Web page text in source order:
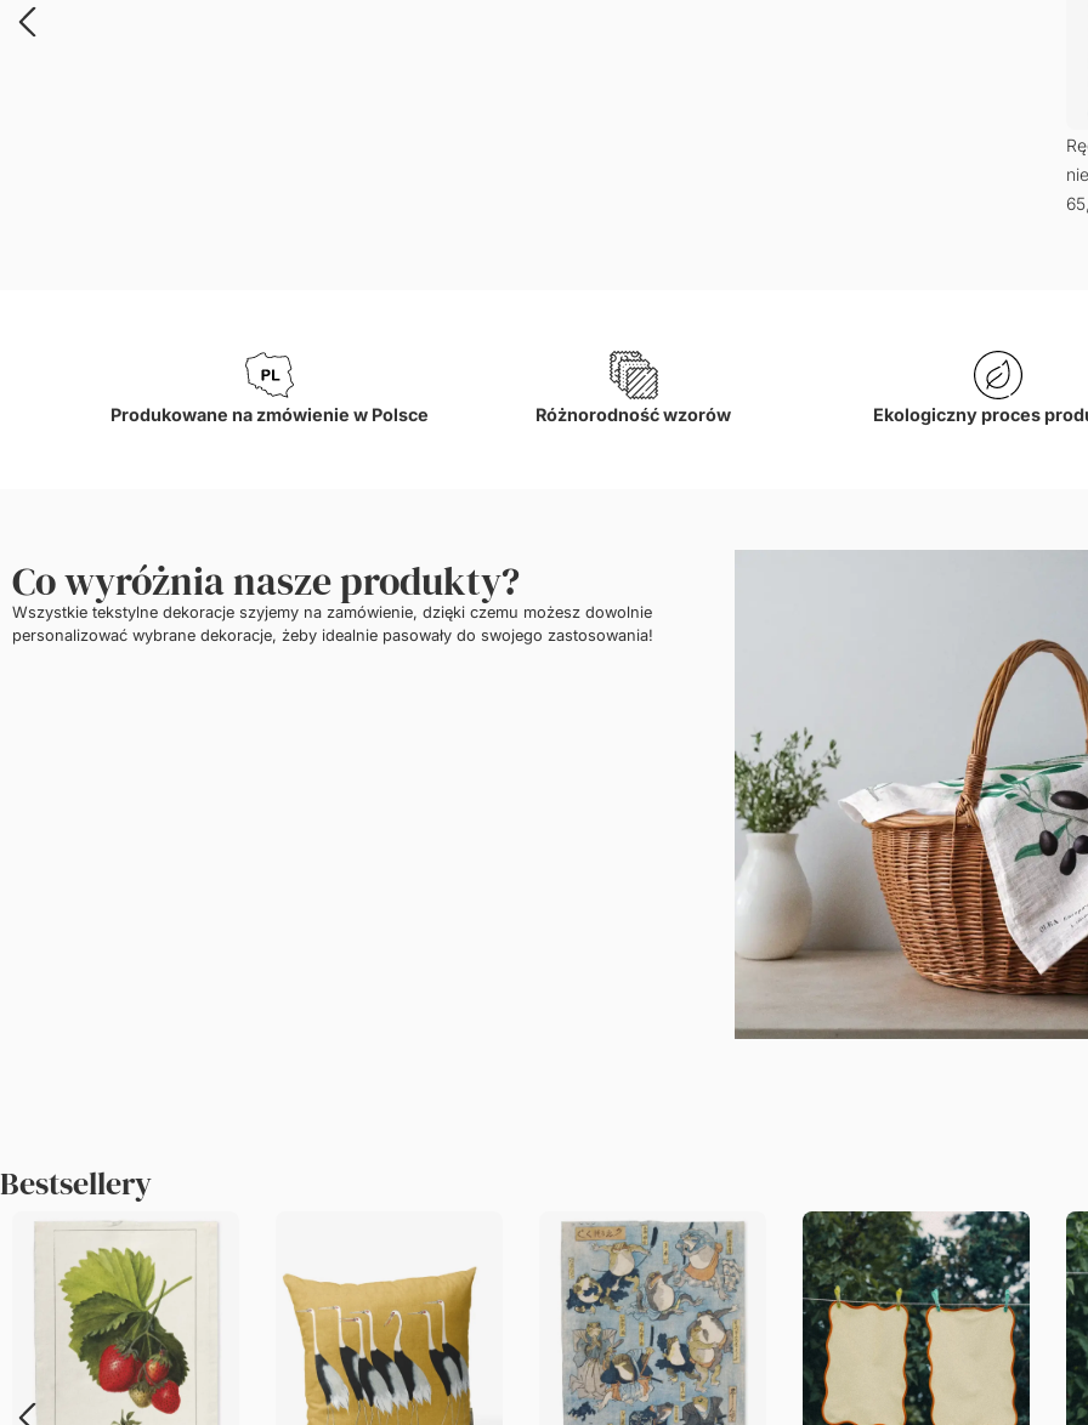
Produkowane na zmówienie w Polsce Różnorodność wzorów Ekologiczny proces
Co wyróżnia nasze produkty?
Wszystkie tekstylne dekoracje szyjemy na zamówienie, dzięki czemu możesz dowolnie
personalizować wybrane dekoracje, żeby idealnie pasowały do swojego zastosowania!
Bestsellery